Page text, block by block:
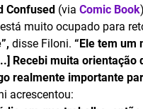
Confused (via Comic Book
muito ocupado para
disse Filoni. “Ele tem um
Recebi muita
realmente importante
acrescentou: